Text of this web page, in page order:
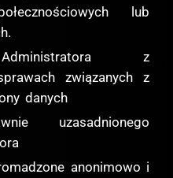
lub
z
związanych z
danych
uzasadnionego
anonimowo i